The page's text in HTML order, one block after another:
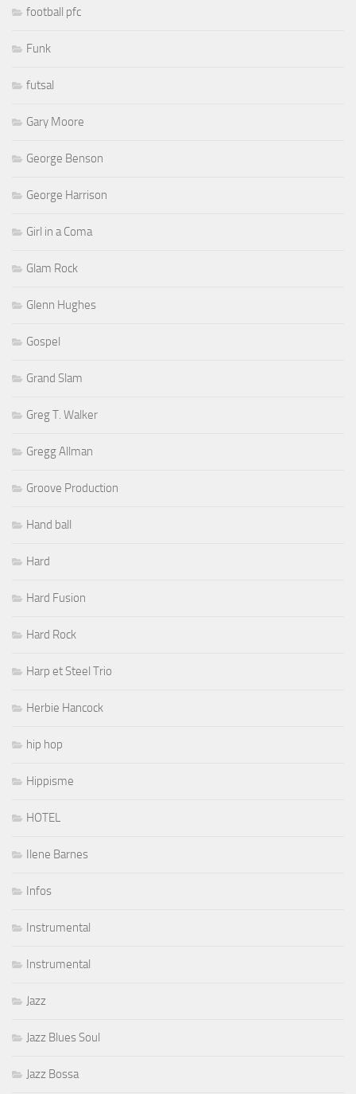
football pfc
Funk
futsal
Gary Moore
George Benson
George Harrison
Girl in a Coma
Glam Rock
Glenn Hughes
Gospel
Grand Slam
Greg T. Walker
Gregg Allman
Groove Production
Hand ball
Hard
Hard Fusion
Hard Rock
Harp et Steel Trio
Herbie Hancock
hip hop
Hippisme
HOTEL
Ilene Barnes
Infos
Instrumental
Instrumental
Jazz
Jazz Blues Soul
Jazz Bossa